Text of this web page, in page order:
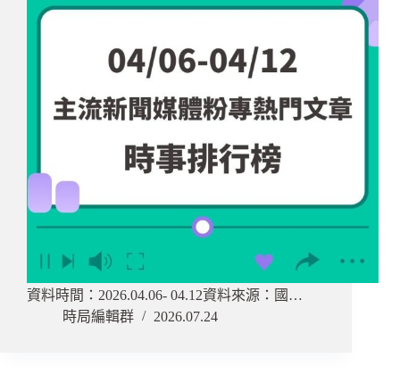
資料時間：2026.04.06- 04.12資料來源：國…
時局編輯群
2026.07.24